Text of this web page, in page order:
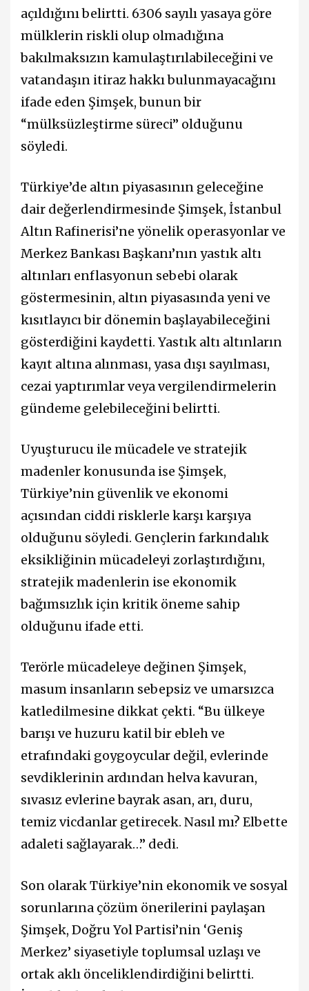
açıldığını belirtti. 6306 sayılı yasaya göre
mülklerin riskli olup olmadığına
bakılmaksızın kamulaştırılabileceğini ve
vatandaşın itiraz hakkı bulunmayacağını
ifade eden Şimşek, bunun bir
“mülksüzleştirme süreci” olduğunu
söyledi.
Türkiye’de altın piyasasının geleceğine
dair değerlendirmesinde Şimşek, İstanbul
Altın Rafinerisi’ne yönelik operasyonlar ve
Merkez Bankası Başkanı’nın yastık altı
altınları enflasyonun sebebi olarak
göstermesinin, altın piyasasında yeni ve
kısıtlayıcı bir dönemin başlayabileceğini
gösterdiğini kaydetti. Yastık altı altınların
kayıt altına alınması, yasa dışı sayılması,
cezai yaptırımlar veya vergilendirmelerin
gündeme gelebileceğini belirtti.
Uyuşturucu ile mücadele ve stratejik
madenler konusunda ise Şimşek,
Türkiye’nin güvenlik ve ekonomi
açısından ciddi risklerle karşı karşıya
olduğunu söyledi. Gençlerin farkındalık
eksikliğinin mücadeleyi zorlaştırdığını,
stratejik madenlerin ise ekonomik
bağımsızlık için kritik öneme sahip
olduğunu ifade etti.
Terörle mücadeleye değinen Şimşek,
masum insanların sebepsiz ve umarsızca
katledilmesine dikkat çekti. “Bu ülkeye
barışı ve huzuru katil bir ebleh ve
etrafındaki goygoycular değil, evlerinde
sevdiklerinin ardından helva kavuran,
sıvasız evlerine bayrak asan, arı, duru,
temiz vicdanlar getirecek. Nasıl mı? Elbette
adaleti sağlayarak…” dedi.
Son olarak Türkiye’nin ekonomik ve sosyal
sorunlarına çözüm önerilerini paylaşan
Şimşek, Doğru Yol Partisi’nin ‘Geniş
Merkez’ siyasetiyle toplumsal uzlaşı ve
ortak aklı önceliklendirdiğini belirtti.